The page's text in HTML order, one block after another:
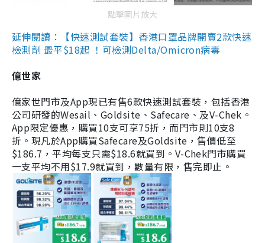
點擊圖片放大
延伸閱讀：【快速測試套裝】香港口罩品牌開賣2款快速
檢測劑 最平$18起 ！可檢測Delta/Omicron病毒
億世家
億家世門市及App現已有售6款快速測試套裝，包括香港
公司研發的Wesail、Goldsite、Safecare、及V-Chek。
App限定優惠，購買10支可享75折，而門市則10支8
折。現凡於App購買Safecare及Goldsite，售價低至
$186.7，平均每支只需$18.6就買到。V-Chek門市購買
一支平均不用$17.9就買到，數量有限，售完即止。